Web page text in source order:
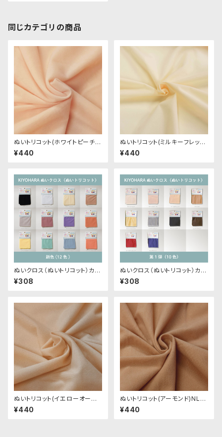
同じカテゴリの商品
ぬいトリコット(ホワイトピーチ)
NL001 ぬいぐるみ用薄手パイル
生地 20cm
¥440
ぬいトリコット(ミルキーフレッシ
ュ)NL103 ぬいぐるみ用薄手パ
イル生地 20cm
¥440
ぬいクロス（ぬいトリコット）カッ
トクロス各色A（新色）｜清原株
式会社
¥308
ぬいクロス（ぬいトリコット）カッ
トクロス各色｜清原株式会社
¥308
ぬいトリコット(イエローオーク
ル)NL003 ぬいぐるみ用薄手パ
イル生地 20cm
¥440
ぬいトリコット(アーモンド)NL0
04 ぬいぐるみ用薄手パイル生
地 20cm
¥440